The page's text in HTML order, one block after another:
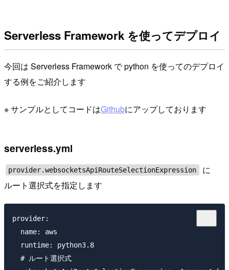
Serverless Framework を使ってデプロイ
今回は Serverless Framework で python を使ってのデプロイ
する例をご紹介します
※ サンプルとしてコードはGithubにアップしております
serverless.yml
provider.websocketsApiRouteSelectionExpression
に
ルート選択式を指定します
provider:
  name: aws
  runtime: python3.8
  # ルート選択式